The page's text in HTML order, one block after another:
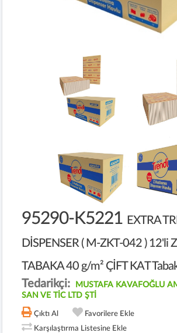
95290-K5221 EXTRA
DİSPENSER ( M-ZKT-042 ) 12'li
TABAKA 40 g/m² ÇİFT KAT
Tedarikçi:
MUSTAFA KAVAFOĞLU
SAN VE TİC LTD ŞTİ
Çıktı Al
Favorilere Ekle
Karşılaştırma Listesine Ekle